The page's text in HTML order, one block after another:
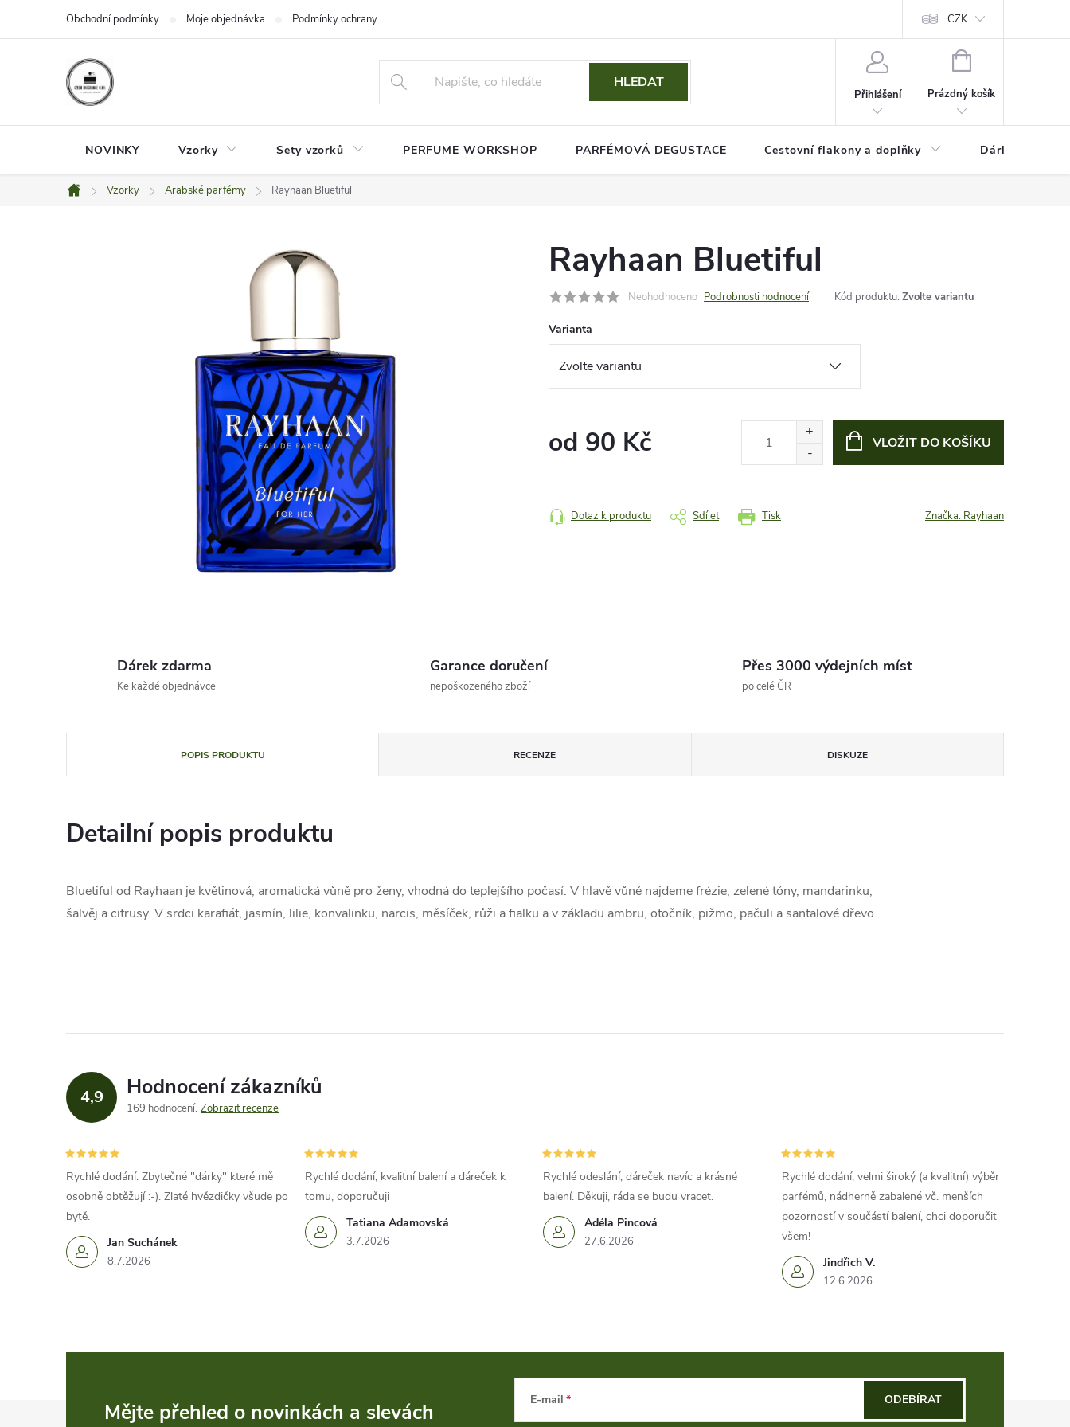
Obchodní podmínky Moje objednávka Podmínky ochrany osobních údajů CZK
HLEDAT
Přihlášení
NÁKUPNÍ
Prázdný košík
NOVINKY Vzorky Sety vzorků PERFUME WORKSHOP PARFÉMOVÁ DEGUSTACE Cestovní flakony a doplňky Dárkové
Domů
Vzorky Arabské parfémy Rayhaan Bluetiful
Rayhaan Bluetiful
Neohodnoceno Podrobnosti hodnocení Kód produktu: Zvolte variantu
Varianta
od 90 Kč VLOŽIT DO KOŠÍKU
Tisk
Dotaz k produktu Sdílet Značka: Rayhaan
Dárek zdarma
Ke každé objednávce
Garance doručení
nepoškozeného zboží
Přes 3000 výdejních míst
po celé ČR
POPIS PRODUKTU RECENZE DISKUZE
Detailní popis produktu
Bluetiful od Rayhaan je květinová, aromatická vůně pro ženy, vhodná do teplejšího počasí. V hlavě vůně najdeme frézie, zelené tóny, mandarinku,
šalvěj a citrusy. V srdci karafiát, jasmín, lilie, konvalinku, narcis, měsíček, růži a fialku a v základu ambru, otočník, pižmo, pačuli a santalové dřevo.
4,9 Hodnocení zákazníků
169 hodnocení Zobrazit recenze
Jan Suchánek
8.7.2026
Rychlé dodání. Zbytečné "dárky" které mě
osobně obtěžují :-). Zlaté hvězdičky všude po
bytě.
Tatiana Adamovská
3.7.2026
Rychlé dodání, kvalitní balení a dáreček k
tomu, doporučuji
Adéla Pincová
27.6.2026
Rychlé odeslání, dáreček navíc a krásné
balení. Děkuji, ráda se budu vracet.
Jindřich V.
12.6.2026
Rychlé dodání, velmi široký (a kvalitní) výběr
parfémů, nádherně zabalené vč. menších
pozorností v součástí balení, chci doporučit
všem!
Mějte přehled o novinkách a slevách E-mail ODEBÍRAT